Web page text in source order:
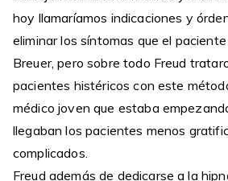
hoy llamaríamos indicaciones y
eliminar los síntomas que el
Breuer, pero sobre todo Freud
pacientes histéricos con este
médico joven que estaba
llegaban los pacientes menos
complicados.
Freud además de dedicarse a la